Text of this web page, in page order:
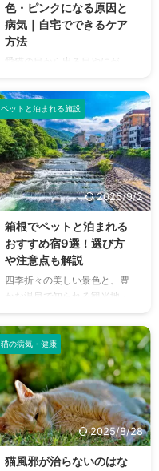
色・ピンクになる原因と
病気｜自宅でできるケア
方法
愛猫の目から出る目やにが、
いつもと違う色、特に「赤
い」「ピンク色」「茶色」を
していると、心配になります
よね。これは単なる汚れでは
なく、何らかの病気や体調不
良のサインである可能性があ
ります。 しかし、一体何が原
因で、どんな病気が隠れてい
るのでしょうか？そして、私
たち飼い主は、どう対処して
あげれば良いのでしょうか？
この記事では、猫の目やにが
赤くなる原因と、考えられる
病気について詳しく解説しま
ア方法、予防策まで、猫の目
の健康を守るために知ってお
くべき情報を ...
ペットと泊まれる施設
2025/9/2
箱根でペットと泊まれる
おすすめ宿9選！選び方
や注意点も解説
四季折々の美しい景色と、豊
かな温泉で知られる観光地・
箱根。「大切な家族の一員で
あるペットと一緒に旅行を楽
しみたい！」と考える方も多
いのではないでしょうか。 し
かし、ペットと泊まれる宿は
増えてきたとはいえ、本当に
愛犬が快適に過ごせるのか、
食事や温泉はどうすればいい
のかなど、不安に思うことも
ありますよね。 この記事で
猫の病気・健康
2025/8/28
猫風邪が治らないのはな